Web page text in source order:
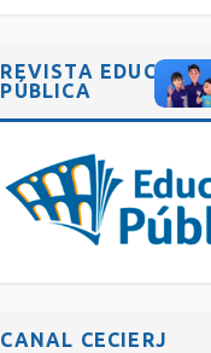
REVISTA EDUCAÇÃO
PÚBLICA
CANAL CECIERJ